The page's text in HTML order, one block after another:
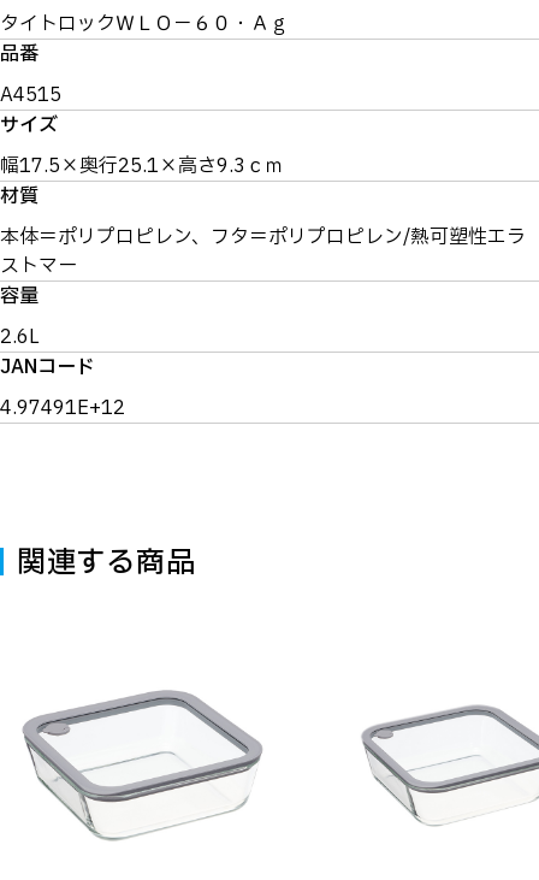
タイトロックＷＬＯ－６０・Ａｇ
品番
A4515
サイズ
幅17.5×奥行25.1×高さ9.3ｃｍ
材質
本体＝ポリプロピレン、フタ＝ポリプロピレン/熱可塑性エラ
ストマー
容量
2.6L
JANコード
4.97491E+12
関連する商品